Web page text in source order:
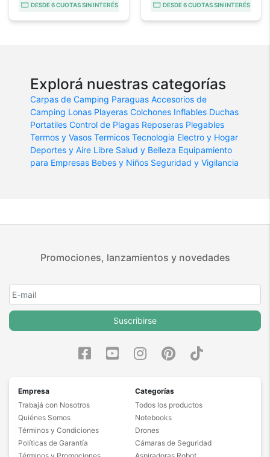
DESDE 6 CUOTAS SIN INTERÉS DESDE 6 CUOTAS SIN INTERÉS
Explorá nuestras categorías
Carpas de Camping Paraguas Accesorios de
Camping Lonas Playeras Colchones Inflables Duchas
Portatiles Control de Plagas Reposeras Plegables
Termos y Vasos Termicos Tecnologia Electro y Hogar
Deportes y Aire Libre Salud y Belleza Equipamiento
para Empresas Bebes y Niños Seguridad y Vigilancia
Promociones, lanzamientos y novedades
Suscribirse
Empresa
Trabajá con Nosotros
Quiénes Somos
Términos y Condiciones
Políticas de Garantía
Categorías
Todos los productos
Notebooks
Drones
Cámaras de Seguridad